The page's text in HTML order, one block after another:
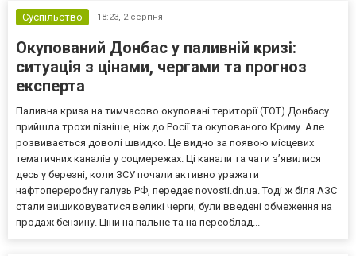
Суспільство 18:23, 2 серпня
Окупований Донбас у паливній кризі:
ситуація з цінами, чергами та прогноз
експерта
Паливна криза на тимчасово окуповані території (ТОТ) Донбасу
прийшла трохи пізніше, ніж до Росії та окупованого Криму. Але
розвивається доволі швидко. Це видно за появою місцевих
тематичних каналів у соцмережах. Ці канали та чати з’явилися
десь у березні, коли ЗСУ почали активно уражати
нафтопереробну галузь РФ, передає novosti.dn.ua. Тоді ж біля АЗС
стали вишиковуватися великі черги, були введені обмеження на
продаж бензину. Ціни на пальне та на переоблад...